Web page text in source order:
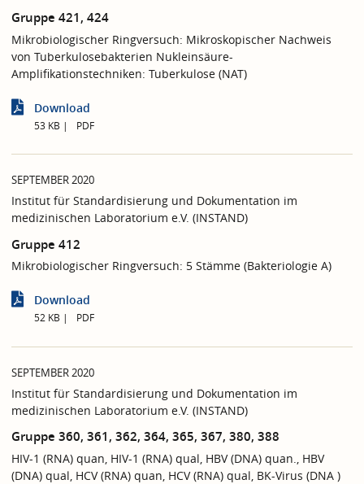
Gruppe 421, 424
Mikrobiologischer Ringversuch: Mikroskopischer Nachweis
von Tuberkulosebakterien Nukleinsäure-
Amplifikationstechniken: Tuberkulose (NAT)
Download
53 KB PDF
SEPTEMBER 2020
Institut für Standardisierung und Dokumentation im
medizinischen Laboratorium e.V. (INSTAND)
Gruppe 412
Mikrobiologischer Ringversuch: 5 Stämme (Bakteriologie A)
Download
52 KB PDF
SEPTEMBER 2020
Institut für Standardisierung und Dokumentation im
medizinischen Laboratorium e.V. (INSTAND)
Gruppe 360, 361, 362, 364, 365, 367, 380, 388
HIV-1 (RNA) quan, HIV-1 (RNA) qual, HBV (DNA) quan., HBV
(DNA) qual, HCV (RNA) quan, HCV (RNA) qual, BK-Virus (DNA )